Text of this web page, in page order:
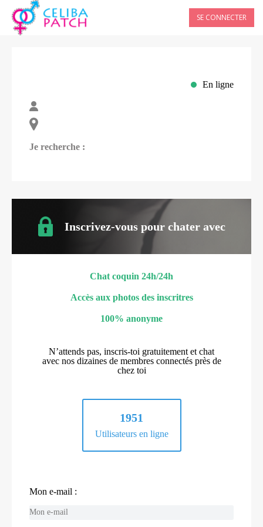
SE CONNECTER
En ligne
Je recherche :
Inscrivez-vous pour chater avec
Chat coquin 24h/24h
Accès aux photos des inscritres
100% anonyme
N’attends pas, inscris-toi gratuitement et chat
avec nos dizaines de membres connectés près de
chez toi
1951
Utilisateurs en ligne
Mon e-mail :